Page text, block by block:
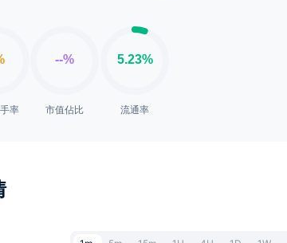
率 市值佔比 流通率